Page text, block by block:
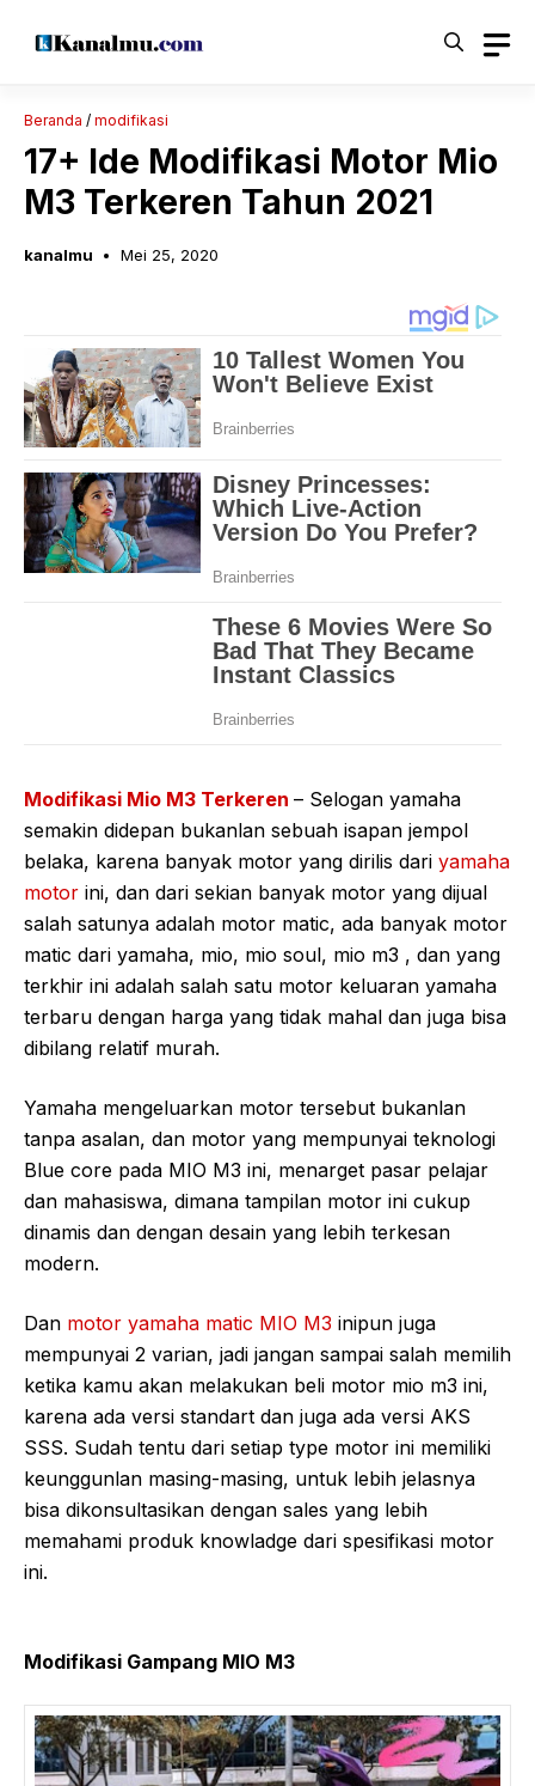
Beranda / modifikasi
17+ Ide Modifikasi Motor Mio
M3 Terkeren Tahun 2021
kanalmu Mei 25, 2020
Modifikasi Mio M3 Terkeren – Selogan yamaha
semakin didepan bukanlan sebuah isapan jempol
belaka, karena banyak motor yang dirilis dari yamaha
motor ini, dan dari sekian banyak motor yang dijual
salah satunya adalah motor matic, ada banyak motor
matic dari yamaha, mio, mio soul, mio m3 , dan yang
terkhir ini adalah salah satu motor keluaran yamaha
terbaru dengan harga yang tidak mahal dan juga bisa
dibilang relatif murah.
Yamaha mengeluarkan motor tersebut bukanlan
tanpa asalan, dan motor yang mempunyai teknologi
Blue core pada MIO M3 ini, menarget pasar pelajar
dan mahasiswa, dimana tampilan motor ini cukup
dinamis dan dengan desain yang lebih terkesan
modern.
Dan motor yamaha matic MIO M3 inipun juga
mempunyai 2 varian, jadi jangan sampai salah memilih
ketika kamu akan melakukan beli motor mio m3 ini,
karena ada versi standart dan juga ada versi AKS
SSS. Sudah tentu dari setiap type motor ini memiliki
keunggunlan masing-masing, untuk lebih jelasnya
bisa dikonsultasikan dengan sales yang lebih
memahami produk knowladge dari spesifikasi motor
ini.
Modifikasi Gampang MIO M3